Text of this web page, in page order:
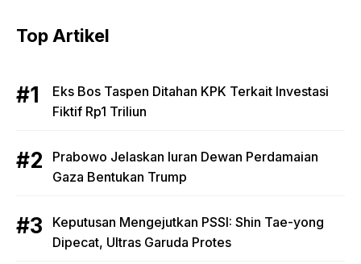
Top Artikel
Eks Bos Taspen Ditahan KPK Terkait Investasi
Fiktif Rp1 Triliun
Prabowo Jelaskan Iuran Dewan Perdamaian
Gaza Bentukan Trump
Keputusan Mengejutkan PSSI: Shin Tae-yong
Dipecat, Ultras Garuda Protes